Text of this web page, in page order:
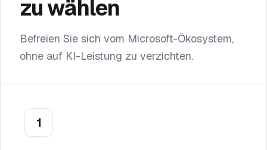
zu wählen
Befreien Sie sich vom Microsoft-Ökosystem,
ohne auf KI-Leistung zu verzichten.
1